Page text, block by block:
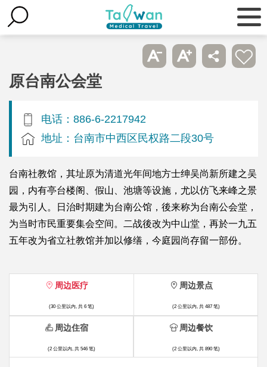
原台南公会堂
电话：886-6-2217942
地址：台南市中西区民权路二段30号
台南社教馆，其址原为清道光年间地方士绅吴尚新所建之吴
园，内有亭台楼阁、假山、池塘等设施，尤以仿飞来峰之景
最为引人。日治时期建为台南公馆，後来称为台南公会堂，
为当时市民重要集会空间。二战後改为中山堂，再於一九五
五年改为省立社教馆并加以修缮，今庭园尚存留一部份。
周边医疗
(30 公里以内, 共 6 笔)
周边景点
(2 公里以内, 共 487 笔)
周边住宿
(2 公里以内, 共 546 笔)
周边餐饮
(2 公里以内, 共 890 笔)